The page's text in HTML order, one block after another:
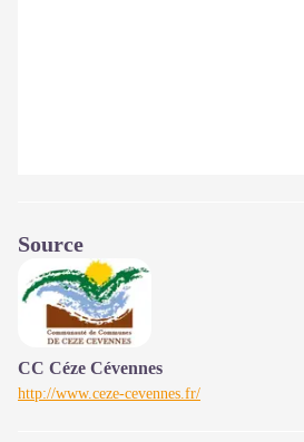
Source
CC Céze Cévennes
http://www.ceze-cevennes.fr/